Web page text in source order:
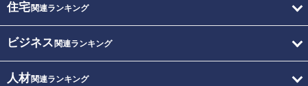
住宅関連ランキング
ビジネス 関連ランキング
人材関連ランキング